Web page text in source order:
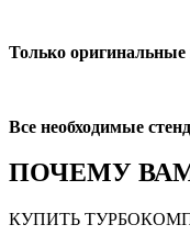
Только
Все необходимые
ПОЧЕМУ
КУПИТЬ